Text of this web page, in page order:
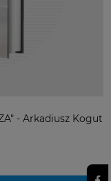
- Arkadiusz Kogut